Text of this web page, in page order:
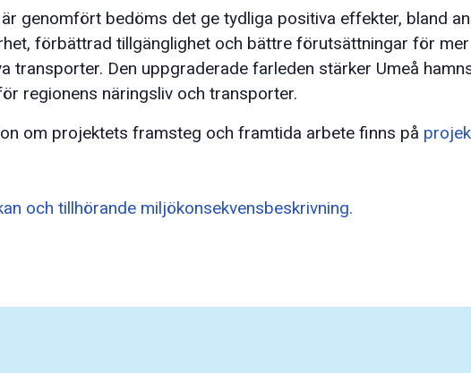
genomfört bedöms det ge tydliga positiva effekter, bland
förbättrad tillgänglighet och bättre förutsättningar för mer
transporter. Den uppgraderade farleden stärker Umeå
regionens näringsliv och transporter.
om projektets framsteg och framtida arbete finns på
och tillhörande miljökonsekvensbeskrivning.